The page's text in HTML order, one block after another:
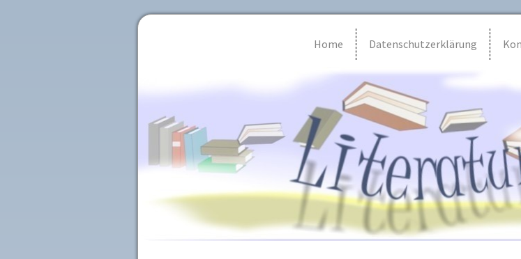
Home Datenschutzerklärung